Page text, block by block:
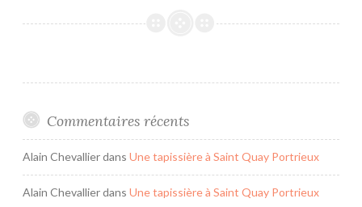
i
s
X
I
Commentaires récents
Alain Chevallierdans Une tapissière à Saint Quay Portrieux
Alain Chevallierdans Une tapissière à Saint Quay Portrieux